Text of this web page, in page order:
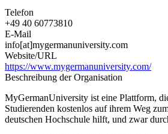
Telefon
+49 40 60773810
E-Mail
info[at]mygermanuniversity.com
Website/URL
https://www.mygermanuniversity.com/
Beschreibung der Organisation
MyGermanUniversity ist eine Plattform,
Studierenden kostenlos auf ihrem Weg
deutschen Hochschule hilft, und zwar